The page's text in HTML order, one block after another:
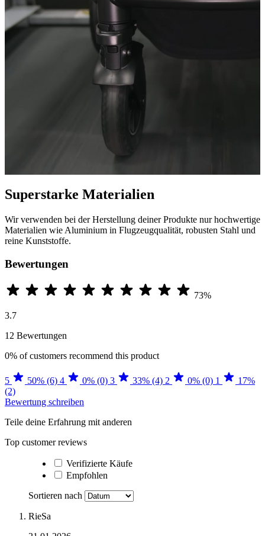
Superstarke Materialien
Wir verwenden bei der Herstellung deiner Produkte nur hochwertige
Materialien wie Aluminium in Flugzeugqualität, robusten Stahl und
reine Kunststoffe.
Bewertungen
73%
3.7
12 Bewertungen
0% of customers recommend this product
5 50% (6) 4 0% (0) 3 33% (4) 2 0% (0) 1
17%
(2)
Bewertung schreiben
Teile deine Erfahrung mit anderen
Top customer reviews
Verifizierte Käufe
Empfohlen
Sortieren nach
RieSa